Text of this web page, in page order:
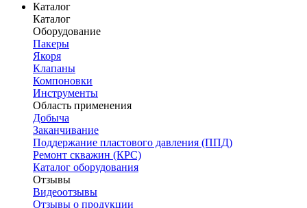
Каталог
Каталог
Оборудование
Пакеры
Якоря
Клапаны
Компоновки
Инструменты
Область применения
Добыча
Заканчивание
Поддержание пластового давления (ППД)
Ремонт скважин (КРС)
Каталог оборудования
Отзывы
Видеоотзывы
Отзывы о продукции